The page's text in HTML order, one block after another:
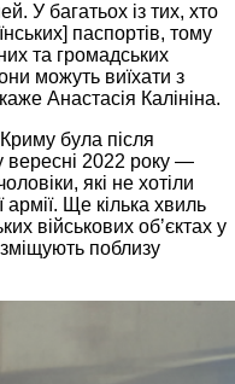
У багатьох із тих, хто
паспортів, тому
та громадських
можуть виїхати з
Анастасія Калініна.
була після
вересні 2022 року —
які не хотіли
армії. Ще кілька хвиль
військових обʼєктах у
поблизу